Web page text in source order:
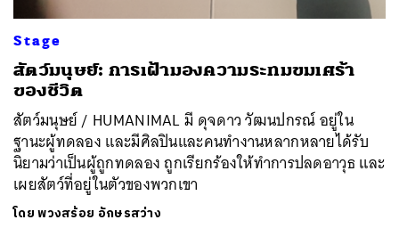
Stage
สัตว์มนุษย์: การเฝ้ามองความระทมขมเศร้า
ของชีวิต
สัตว์มนุษย์ / HUMANIMAL มี ดุจดาว วัฒนปกรณ์ อยู่ใน
ฐานะผู้ทดลอง และมีศิลปินและคนทำงานหลากหลายได้รับ
นิยามว่าเป็นผู้ถูกทดลอง ถูกเรียกร้องให้ทำการปลดอาวุธ และ
เผยสัตว์ที่อยู่ในตัวของพวกเขา
โดยพวงสร้อย อักษรสว่าง